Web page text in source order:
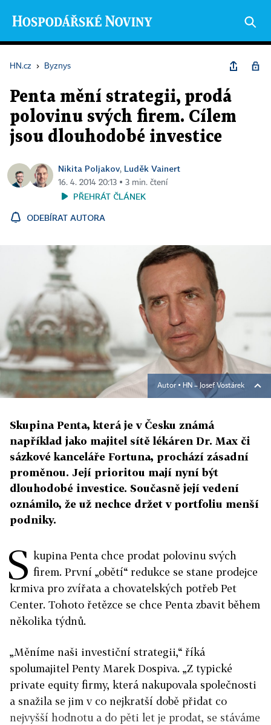
HN.cz › Byznys
Penta mění strategii, prodá
polovinu svých firem. Cílem
jsou dlouhodobé investice
Nikita Poljakov, Luděk Vainert
16. 4. 2014 20:13 ▪ 3 min. čtení
PŘEHRÁT ČLÁNEK
ODEBÍRAT AUTORA
Autor ▪ HN – Josef Vostárek
Skupina Penta, která je v Česku známá
například jako majitel sítě lékáren Dr. Max či
sázkové kanceláře Fortuna, prochází zásadní
proměnou. Její prioritou mají nyní být
dlouhodobé investice. Současně její vedení
oznámilo, že už nechce držet v portfoliu menší
podniky.
S kupina Penta chce prodat polovinu svých
firem. První „obětí“ redukce se stane prodejce
krmiva pro zvířata a chovatelských potřeb Pet
Center. Tohoto řetězce se chce Penta zbavit během
několika týdnů.
„Měníme naši investiční strategii,“ říká
spolumajitel Penty Marek Dospiva. „Z typické
private equity firmy, která nakupovala společnosti
a snažila se jim v co nejkratší době přidat co
nejvyšší hodnotu a do pěti let je prodat, se stáváme